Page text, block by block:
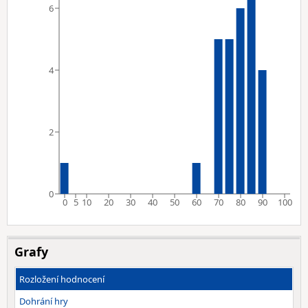
0 5 10 20 30 40 50 60 70 80 90 100
0
2
4
6
Grafy
Rozložení hodnocení
Dohrání hry